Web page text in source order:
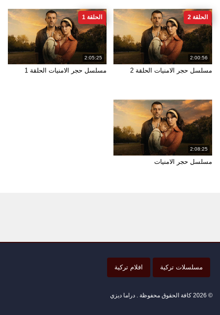
2:00:56
الحلقة 2
مسلسل حجر الامنيات الحلقة 2
2:05:25
الحلقة 1
مسلسل حجر الامنيات الحلقة 1
2:08:25
مسلسل حجر الامنيات
مسلسلات تركية افلام تركية
© 2026 كافة الحقوق محفوظة . دراما ديزي